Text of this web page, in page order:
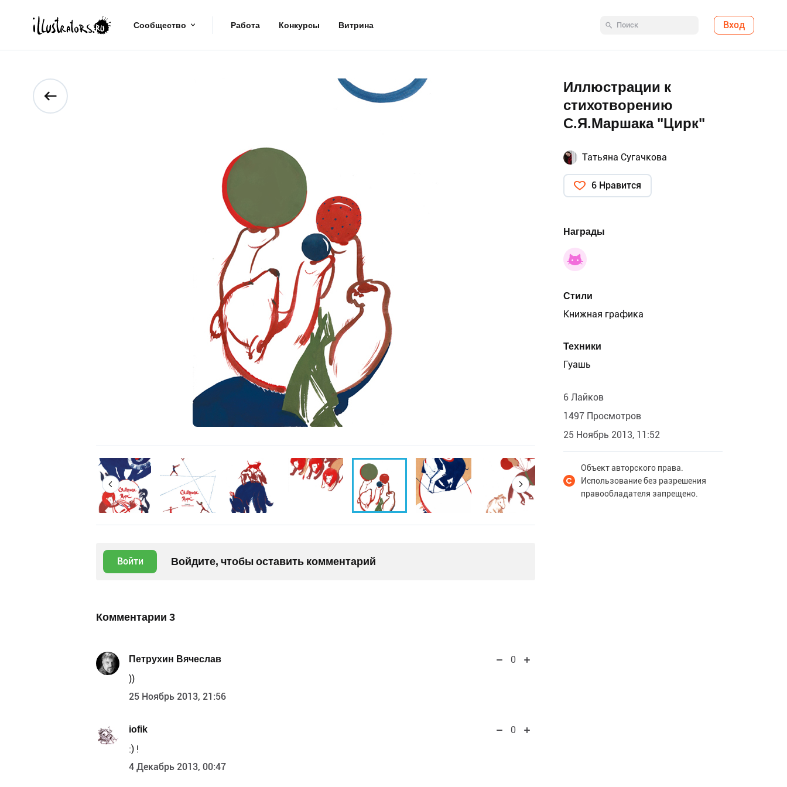
Сообщество Работа Конкурсы Витрина Вход
Войти Войдите, чтобы оставить комментарий
Комментарии 3
Петрухин Вячеслав
0
))
25 Ноябрь 2013, 21:56
iofik
0
:) !
4 Декабрь 2013, 00:47
Иллюстрации к
стихотворению
С.Я.Маршака "Цирк"
Татьяна Сугачкова
6 Нравится
Награды
Стили
Книжная графика
Техники
Гуашь
6 Лайков
1497 Просмотров
25 Ноябрь 2013, 11:52
Объект авторского права.
Использование без разрешения
правообладателя запрещено.